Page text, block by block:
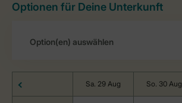
Optionen für Deine Unterkunft
Sa. 29 Aug So. 30 Aug